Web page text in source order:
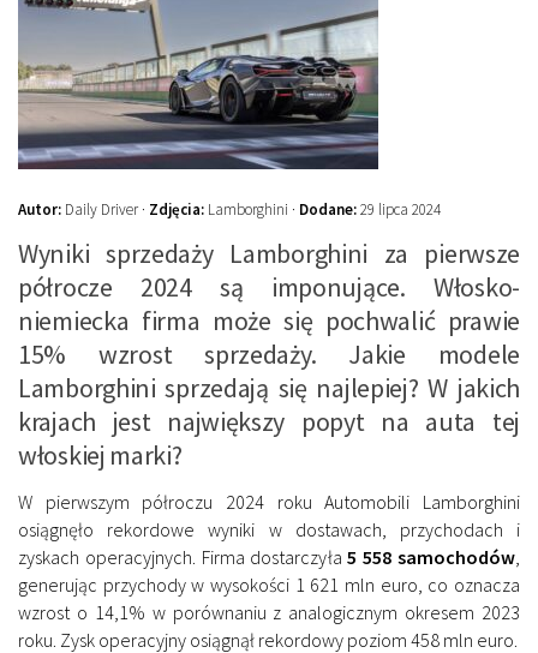
Autor: Daily Driver · Zdjęcia: Lamborghini · Dodane:29 lipca 2024
Wyniki sprzedaży Lamborghini za pierwsze
półrocze 2024 są imponujące. Włosko-
niemiecka firma może się pochwalić prawie
15% wzrost sprzedaży. Jakie modele
Lamborghini sprzedają się najlepiej? W jakich
krajach jest największy popyt na auta tej
włoskiej marki?
W pierwszym półroczu 2024 roku Automobili Lamborghini
osiągnęło rekordowe wyniki w dostawach, przychodach i
zyskach operacyjnych. Firma dostarczyła5 558 samochodów
generując przychody w wysokości 1 621 mln euro, co oznacza
wzrost o 14,1% w porównaniu z analogicznym okresem 2023
roku. Zysk operacyjny osiągnął rekordowy poziom 458 mln euro.